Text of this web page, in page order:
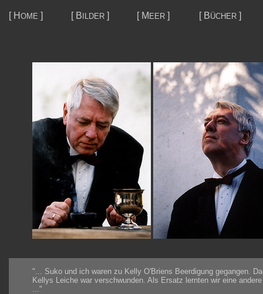
[ H OME ] [ B ILDER ] [ M EER ] [ BÜCHER ]
"... Suko und ich waren zu Kelly O'Briens Beerdigung gegangen.
Kellys Leiche war verschwunden. Als Ersatz lernten wir eine
..."